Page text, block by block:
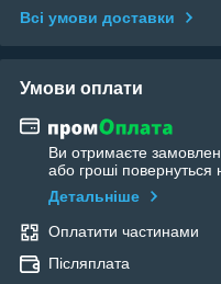
Всі умови доставки
Умови оплати
Ви отримаєте
або гроші повернуться
Детальніше
Оплатити частинами
Післяплата